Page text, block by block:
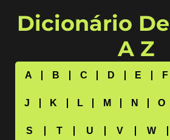
Dicionário
A Z
A B C D E F
J
K L M N O
S
T U V W